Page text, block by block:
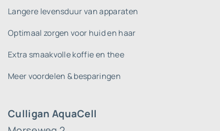
Culligan AquaCell
Langere levensduur van apparaten
Optimaal zorgen voor huid en haar
Extra smaakvolle koffie en thee
Meer voordelen & besparingen